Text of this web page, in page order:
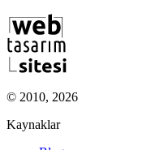
© 2010, 2026
Kaynaklar